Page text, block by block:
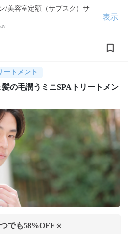
/美容室定額（サブスク）サ
表示
ートメント
髪の毛潤うミニSPAトリートメン
でも58%OFF ※